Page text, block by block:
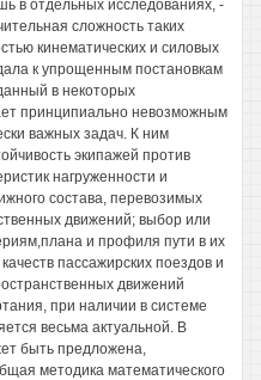
в отдельных исследованиях, -
сложность таких
кинематических и силовых
к упрощенным постановкам
в некоторых
принципиально невозможным
важных задач. К ним
экипажей против
нагруженности и
состава, перевозимых
движений; выбор или
и профиля пути в их
пассажирских поездов и
движений
при наличии в системе
весьма актуальной. В
быть предложена,
методика математического